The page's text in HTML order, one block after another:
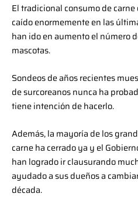
El tradicional consumo de carne
caído enormemente en las
han ido en aumento el número
mascotas.
Sondeos de años recientes
de surcoreanos nunca ha
tiene intención de hacerlo.
Además, la mayoría de los
carne ha cerrado ya y el
han logrado ir clausurando
ayudado a sus dueños a
década.